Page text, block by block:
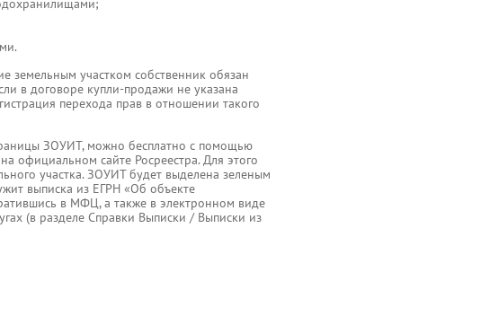
земельным участком собственник обязан
в договоре купли-продажи не указана
перехода прав в отношении такого
ЗОУИТ, можно бесплатно с помощью
официальном сайте Росреестра. Для этого
участка. ЗОУИТ будет выделена зеленым
выписка из ЕГРН «Об объекте
в МФЦ, а также в электронном виде
(в разделе Справки Выписки / Выписки из